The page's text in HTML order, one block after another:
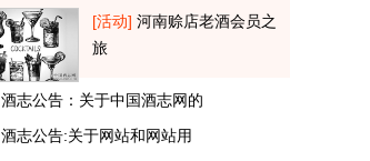
[活动] 河南赊店老酒会员之
旅
酒志公告：关于中国酒志网的
酒志公告:关于网站和网站用